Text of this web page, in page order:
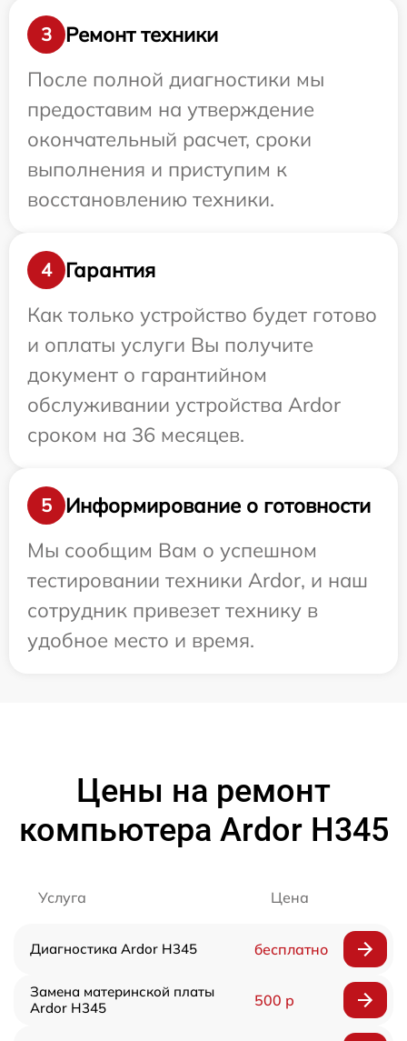
3
Ремонт техники
После полной диагностики мы
предоставим на утверждение
окончательный расчет, сроки
выполнения и приступим к
восстановлению техники.
4
Гарантия
Как только устройство будет готово
и оплаты услуги Вы получите
документ о гарантийном
обслуживании устройства Ardor
сроком на 36 месяцев.
5
Информирование о готовности
Мы сообщим Вам о успешном
тестировании техники Ardor, и наш
сотрудник привезет технику в
удобное место и время.
Цены на ремонт
компьютера Ardor H345
Услуга Цена
Диагностика Ardor H345 бесплатно
Замена материнской платы
Ardor H345
500 р